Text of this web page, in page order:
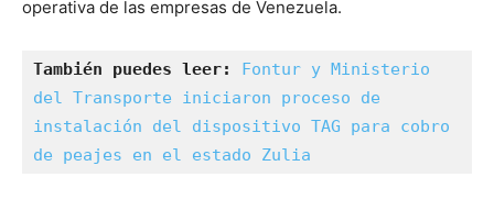
operativa de las empresas de Venezuela.
También puedes leer: Fontur y Ministerio
del Transporte iniciaron proceso de
instalación del dispositivo TAG para cobro
de peajes en el estado Zulia